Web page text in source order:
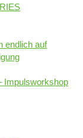
endlich auf
Impulsworkshop